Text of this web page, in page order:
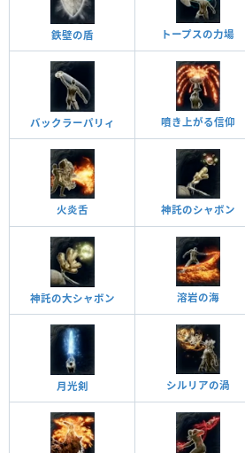
鉄壁の盾 トープスの力場
バックラーパリィ 噴き上がる信仰
火炎舌 神託のシャボン
神託の大シャボン 溶岩の海
月光剣 シルリアの渦